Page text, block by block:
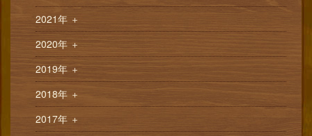
2021年 ＋
2020年 ＋
2019年 ＋
2018年 ＋
2017年 ＋